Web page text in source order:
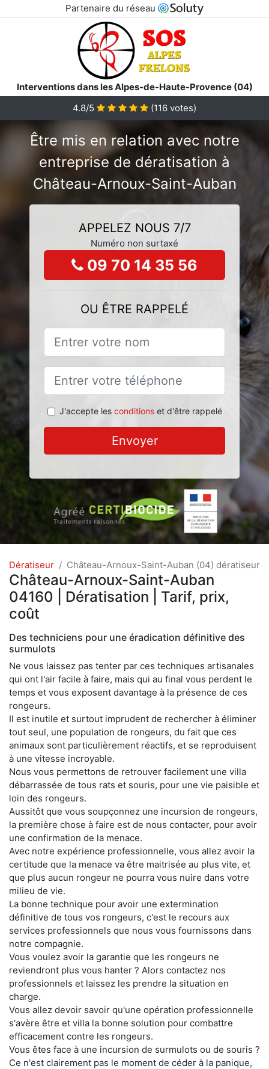
Partenaire du réseau
Interventions dans les Alpes-de-Haute-Provence (04)
4.8/5
(116 votes)
Être mis en relation avec notre
entreprise de dératisation à
Château-Arnoux-Saint-Auban
APPELEZ NOUS 7/7
Numéro non surtaxé
09 70 14 35 56
OU ÊTRE RAPPELÉ
J'accepte les conditionset d'être rappelé
Envoyer
Dératiseur Château-Arnoux-Saint-Auban (04) dératiseur
Château-Arnoux-Saint-Auban
04160 | Dératisation | Tarif, prix,
coût
Des techniciens pour une éradication définitive des
surmulots
Ne vous laissez pas tenter par ces techniques artisanales
qui ont l'air facile à faire, mais qui au final vous perdent le
temps et vous exposent davantage à la présence de ces
rongeurs.
Il est inutile et surtout imprudent de rechercher à éliminer
tout seul, une population de rongeurs, du fait que ces
animaux sont particulièrement réactifs, et se reproduisent
à une vitesse incroyable.
Nous vous permettons de retrouver facilement une villa
débarrassée de tous rats et souris, pour une vie paisible et
loin des rongeurs.
Aussitôt que vous soupçonnez une incursion de rongeurs,
la première chose à faire est de nous contacter, pour avoir
une confirmation de la menace.
Avec notre expérience professionnelle, vous allez avoir la
certitude que la menace va être maitrisée au plus vite, et
que plus aucun rongeur ne pourra vous nuire dans votre
milieu de vie.
La bonne technique pour avoir une extermination
définitive de tous vos rongeurs, c'est le recours aux
services professionnels que nous vous fournissons dans
notre compagnie.
Vous voulez avoir la garantie que les rongeurs ne
reviendront plus vous hanter ? Alors contactez nos
professionnels et laissez les prendre la situation en
charge.
Vous allez devoir savoir qu'une opération professionnelle
s'avère être et villa la bonne solution pour combattre
efficacement contre les rongeurs.
Vous êtes face à une incursion de surmulots ou de souris ?
Ce n'est clairement pas le moment de céder à la panique,